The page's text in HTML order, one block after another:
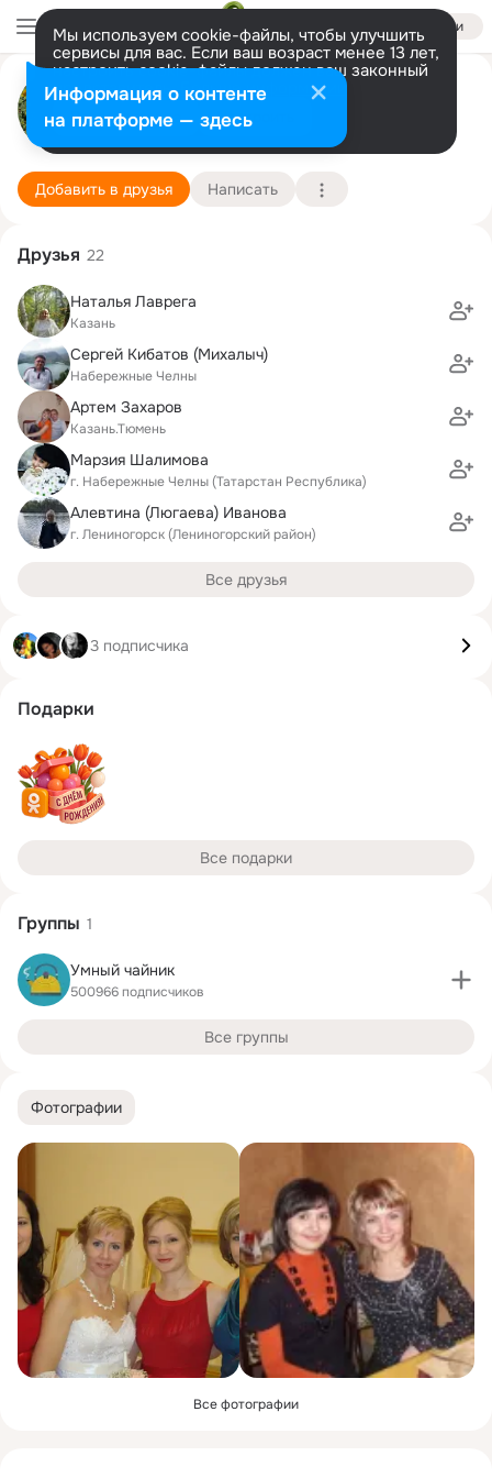
Войти
Мы используем cookie-файлы, чтобы улучшить
сервисы для вас. Если ваш возраст менее 13 лет,
настроить cookie-файлы должен ваш законный
представитель. Больше информации
Разрешить все Настроить
Светлана Тихонова (Кайшева)
Казань 12 февраля (52 года)
Подробнее
Добавить в друзья Написать
Фотографии
Все фотографии
Друзья 22
Наталья Лаврега
Казань
Сергей Кибатов (Михалыч)
Набережные Челны
Артем Захаров
Казань.Тюмень
Марзия Шалимова
г. Набережные Челны (Татарстан Республика)
Алевтина (Люгаева) Иванова
г. Лениногорск (Лениногорский район)
Все друзья
3 подписчика
Подарки
Все подарки
Группы 1
Умный чайник
500966 подписчиков
Все группы
Информация о контенте
на платформе — здесь